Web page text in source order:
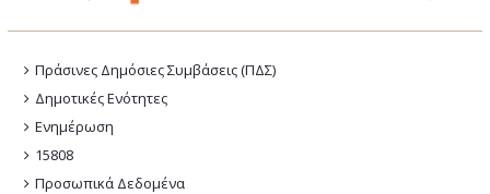
Πράσινες Δημόσιες Συμβάσεις (ΠΔΣ)
Δημοτικές Ενότητες
Ενημέρωση
15808
Προσωπικά Δεδομένα